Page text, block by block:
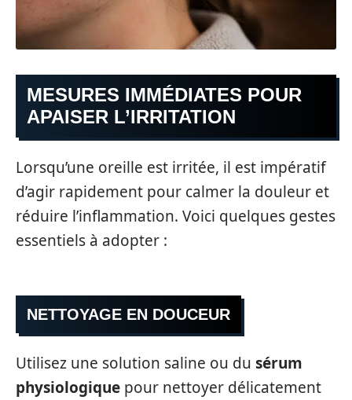
MESURES IMMÉDIATES POUR
APAISER L’IRRITATION
Lorsqu’une oreille est irritée, il est impératif
d’agir rapidement pour calmer la douleur et
réduire l’inflammation. Voici quelques gestes
essentiels à adopter :
NETTOYAGE EN DOUCEUR
Utilisez une solution saline ou du sérum
physiologique pour nettoyer délicatement